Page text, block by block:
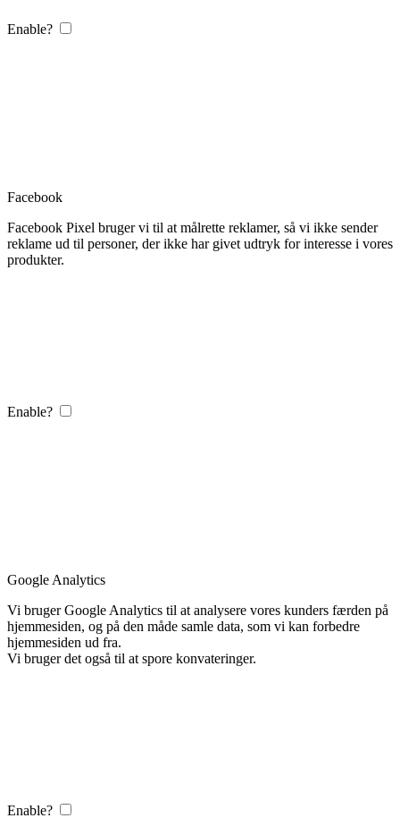
Enable?
Facebook
Facebook Pixel bruger vi til at målrette reklamer, så vi ikke sender
reklame ud til personer, der ikke har givet udtryk for interesse i vores
produkter.
Enable?
Google Analytics
Vi bruger Google Analytics til at analysere vores kunders færden på
hjemmesiden, og på den måde samle data, som vi kan forbedre
hjemmesiden ud fra.
Vi bruger det også til at spore konvateringer.
Enable?